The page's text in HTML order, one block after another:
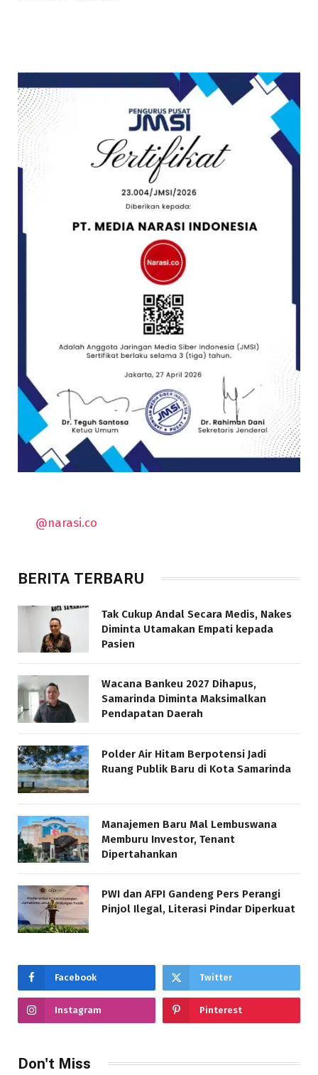
@narasi.co
BERITA TERBARU
Tak Cukup Andal Secara Medis, Nakes
Diminta Utamakan Empati kepada
Pasien
Wacana Bankeu 2027 Dihapus,
Samarinda Diminta Maksimalkan
Pendapatan Daerah
Polder Air Hitam Berpotensi Jadi
Ruang Publik Baru di Kota Samarinda
Manajemen Baru Mal Lembuswana
Memburu Investor, Tenant
Dipertahankan
PWI dan AFPI Gandeng Pers Perangi
Pinjol Ilegal, Literasi Pindar Diperkuat
Facebook Twitter
Instagram Pinterest
Don't Miss